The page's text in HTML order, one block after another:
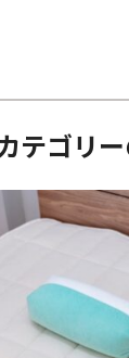
テゴリ